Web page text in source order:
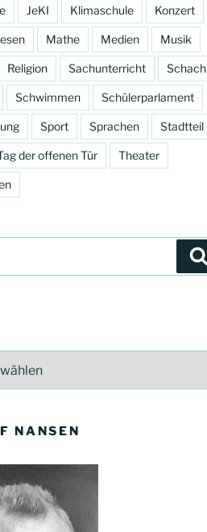
JeKI Klimaschule Konzert
Mathe Medien Musik
Religion Sachunterricht Schach
Schwimmen Schülerparlament
Sport Sprachen Stadtteil
der offenen Tür Theater
NANSEN